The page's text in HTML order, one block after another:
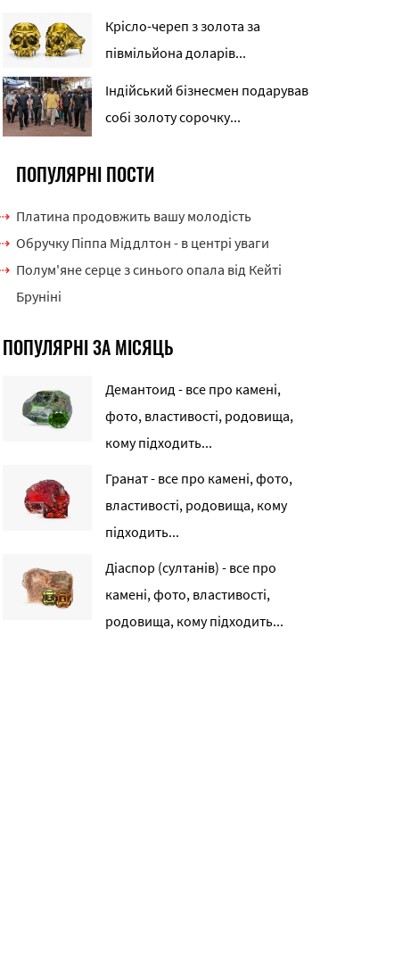
Крісло-череп з золота за
півмільйона доларів...
Індійський бізнесмен подарував
собі золоту сорочку...
ПОПУЛЯРНІ ПОСТИ
Платина продовжить вашу молодість
Обручку Піппа Міддлтон - в центрі уваги
Полум'яне серце з синього опала від Кейті
Бруніні
ПОПУЛЯРНІ ЗА МІСЯЦЬ
Демантоид - все про камені,
фото, властивості, родовища,
кому підходить...
Гранат - все про камені, фото,
властивості, родовища, кому
підходить...
Діаспор (султанів) - все про
камені, фото, властивості,
родовища, кому підходить...